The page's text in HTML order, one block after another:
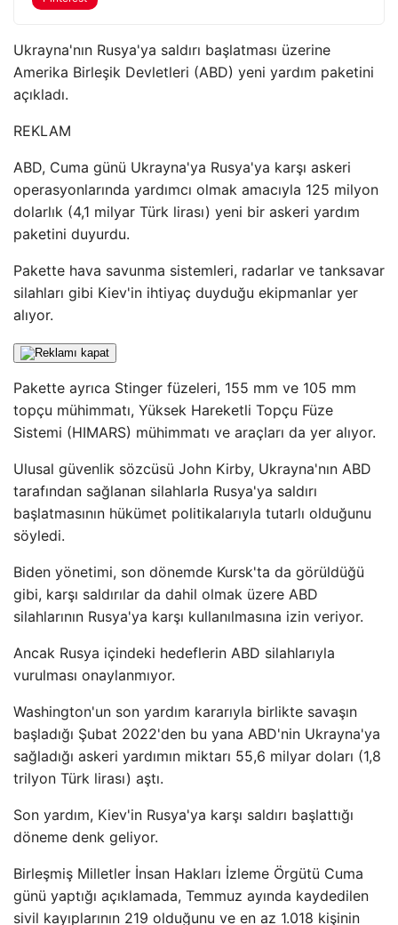
Ukrayna'nın Rusya'ya saldırı başlatması üzerine
Amerika Birleşik Devletleri (ABD) yeni yardım paketini
açıkladı.
REKLAM
ABD, Cuma günü Ukrayna'ya Rusya'ya karşı askeri
operasyonlarında yardımcı olmak amacıyla 125 milyon
dolarlık (4,1 milyar Türk lirası) yeni bir askeri yardım
paketini duyurdu.
Pakette hava savunma sistemleri, radarlar ve tanksavar
silahları gibi Kiev'in ihtiyaç duyduğu ekipmanlar yer
alıyor.
Pakette ayrıca Stinger füzeleri, 155 mm ve 105 mm
topçu mühimmatı, Yüksek Hareketli Topçu Füze
Sistemi (HIMARS) mühimmatı ve araçları da yer alıyor.
Ulusal güvenlik sözcüsü John Kirby, Ukrayna'nın ABD
tarafından sağlanan silahlarla Rusya'ya saldırı
başlatmasının hükümet politikalarıyla tutarlı olduğunu
söyledi.
Biden yönetimi, son dönemde Kursk'ta da görüldüğü
gibi, karşı saldırılar da dahil olmak üzere ABD
silahlarının Rusya'ya karşı kullanılmasına izin veriyor.
Ancak Rusya içindeki hedeflerin ABD silahlarıyla
vurulması onaylanmıyor.
Washington'un son yardım kararıyla birlikte savaşın
başladığı Şubat 2022'den bu yana ABD'nin Ukrayna'ya
sağladığı askeri yardımın miktarı 55,6 milyar doları (1,8
trilyon Türk lirası) aştı.
Son yardım, Kiev'in Rusya'ya karşı saldırı başlattığı
döneme denk geliyor.
Birleşmiş Milletler İnsan Hakları İzleme Örgütü Cuma
günü yaptığı açıklamada, Temmuz ayında kaydedilen
sivil kayıplarının 219 olduğunu ve en az 1.018 kişinin